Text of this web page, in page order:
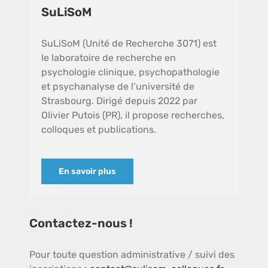
Colloques passés
RECHERCHER:
SuLiSoM
SuLiSoM (Unité de Recherche 3071) est
le laboratoire de recherche en
psychologie clinique, psychopathologie
et psychanalyse de l’université de
Strasbourg. Dirigé depuis 2022 par
Olivier Putois (PR), il propose recherches,
colloques et publications.
En savoir plus
Contactez-nous !
Pour toute question administrative / suivi des